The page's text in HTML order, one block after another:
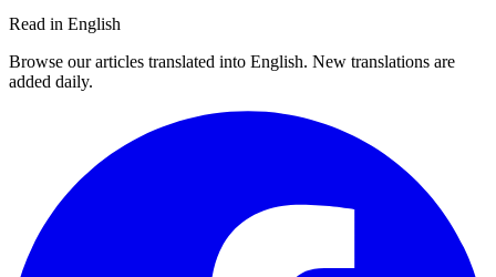
Read in English
Browse our articles translated into English. New translations are
added daily.